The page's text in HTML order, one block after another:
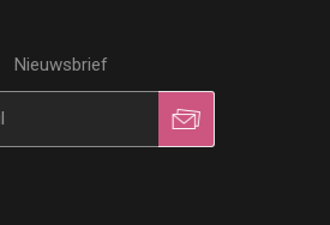
Nieuwsbrief